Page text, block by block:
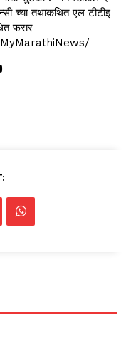
च्या तथाकथित एल टीटीइ
फरार